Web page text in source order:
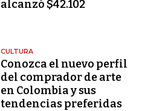
alcanzó $42.102
CULTURA
Conozca el nuevo perfil
del comprador de arte
en Colombia y sus
tendencias preferidas